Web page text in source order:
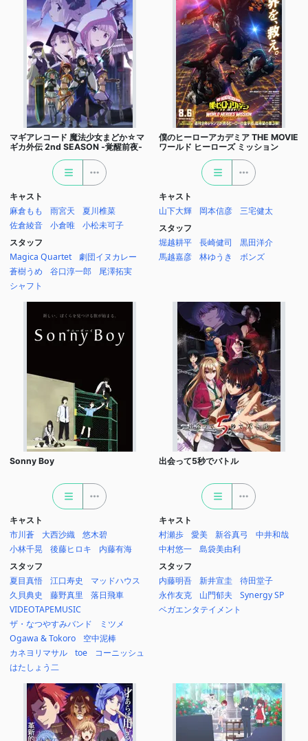
マギアレコード 魔法少女まどか☆マ
ギカ外伝 2nd SEASON ‐覚醒前夜‐
キャスト
麻倉もも
雨宮天
夏川椎菜
佐倉綾音
小倉唯
小松未可子
スタッフ
Magica Quartet
劇団イヌカレー
蒼樹うめ
谷口淳一郎
尾澤拓実
シャフト
僕のヒーローアカデミア THE MOVIE
ワールド ヒーローズ ミッション
キャスト
山下大輝
岡本信彦
三宅健太
スタッフ
堀越耕平
長崎健司
黒田洋介
馬越嘉彦
林ゆうき ボンズ
Sonny Boy
キャスト
市川蒼
大西沙織
悠木碧
小林千晃
後藤ヒロキ
内藤有海
スタッフ
夏目真悟
江口寿史
マッドハウス
久貝典史
藤野真里
落日飛車
VIDEOTAPEMUSIC
ザ・なつやすみバンド
ミツメ
Ogawa & Tokoro
空中泥棒
カネヨリマサル
toe
コーニッシュ
はたしょう二
出会って5秒でバトル
キャスト
村瀬歩
愛美 新谷真弓
中井和哉
中村悠一
島袋美由利
スタッフ
内藤明吾
新井宣圭
待田堂子
永作友克
山門郁夫
Synergy SP
ベガエンタテイメント